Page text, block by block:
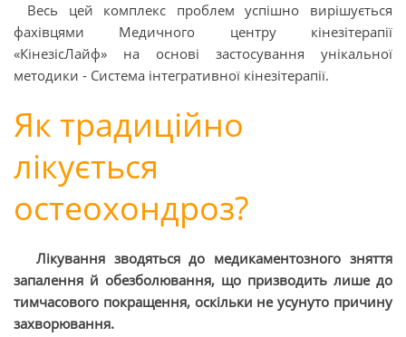
Весь цей комплекс проблем успішно вирішується
фахівцями Медичного центру кінезітерапії
«КінезісЛайф» на основі застосування унікальної
методики - Система інтегративної кінезітерапії.
Як традиційно
лікується
остеохондроз?
Лікування зводяться до медикаментозного зняття
запалення й обезболювання, що призводить лише до
тимчасового покращення, оскільки не усунуто причину
захворювання.